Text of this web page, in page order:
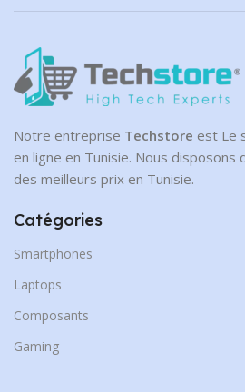
Notre entreprise Techstore est Le
en ligne en Tunisie. Nous disposons
des meilleurs prix en Tunisie.
Catégories
Smartphones
Laptops
Composants
Gaming